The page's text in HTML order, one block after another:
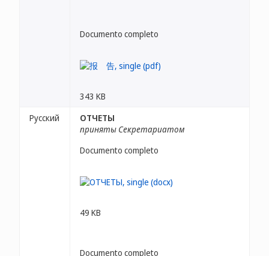
Documento completo
343 KB
Русский
ОТЧЕТЫ
приняты Секретариатом
Documento completo
49 KB
Documento completo